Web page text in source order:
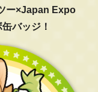
ー×Japan Expo
バッジ！